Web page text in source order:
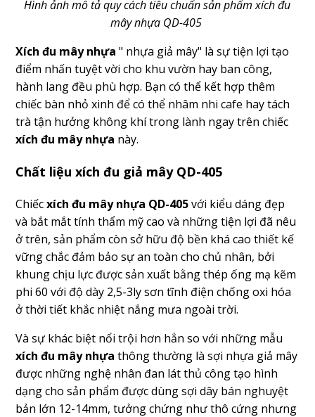
Hình ảnh mô tả quy cách tiêu chuẩn sản phẩm xích đu
mây nhựa QD-405
Xích đu mây nhựa " nhựa giả mây" là sự tiện lợi tạo
điểm nhấn tuyệt vời cho khu vườn hay ban công,
hành lang đều phù hợp. Bạn có thể kết hợp thêm
chiếc bàn nhỏ xinh để có thể nhâm nhi cafe hay tách
trà tận hưởng không khí trong lành ngay trên chiếc
xích đu mây nhựa này.
Chất liệu xích đu giả mây QD-405
Chiếcxích đu mây nhựa QD-405với kiểu dáng đẹp
và bắt mắt tính thẩm mỹ cao và những tiện lợi đã nêu
ở trên, sản phẩm còn sở hữu độ bền khá cao thiết kế
vững chắc đảm bảo sự an toàn cho chủ nhân, bởi
khung chịu lực được sản xuất bằng thép ống mạ kẽm
phi 60 với độ dày 2,5-3ly sơn tĩnh điện chống oxi hóa
ở thời tiết khắc nhiệt nắng mưa ngoài trời.
Và sự khác biệt nổi trội hơn hẳn so với những mẫu
xích đu mây nhựa thông thường là sợi nhựa giả mây
được những nghệ nhân đan lát thủ công tạo hình
dạng cho sản phẩm được dùng sợi dây bán nghuyệt
bản lớn 12-14mm, tưởng chứng như thô cứng nhưng